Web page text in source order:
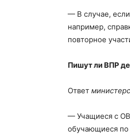
— В случае,
например,
повторное
Пишут ли ВПР
Ответ
— Учащиеся с
обучающиеся по